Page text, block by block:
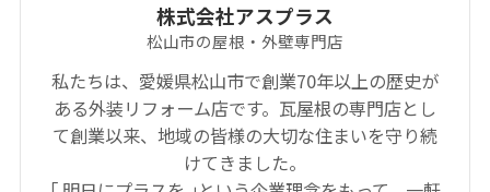
株式会社アスプラス
松山市の屋根・外壁専門店
私たちは、愛媛県松山市で創業70年以上の歴史が
ある外装リフォーム店です。瓦屋根の専門店とし
て創業以来、地域の皆様の大切な住まいを守り続
けてきました。